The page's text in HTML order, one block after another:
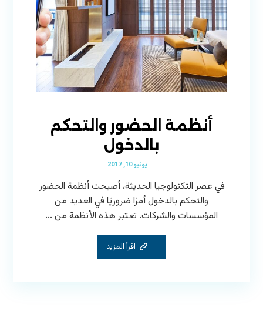
أنظمة الحضور والتحكم
بالدخول
يونيو 10, 2017
في عصر التكنولوجيا الحديثة، أصبحت أنظمة الحضور
والتحكم بالدخول أمرًا ضروريًا في العديد من
المؤسسات والشركات. تعتبر هذه الأنظمة من ...
اقرأ المزيد